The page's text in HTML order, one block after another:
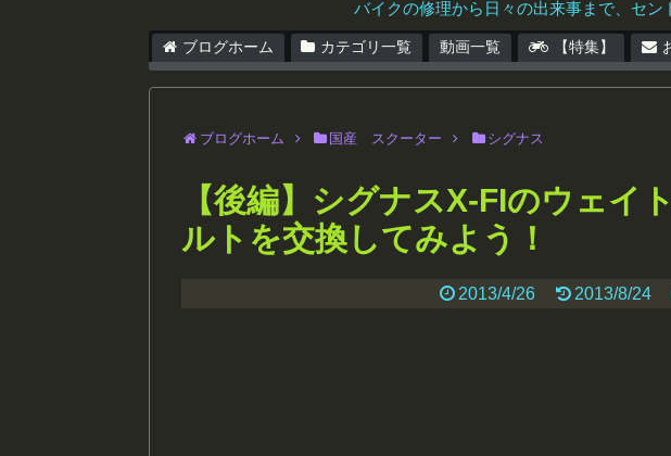
バイクの修理から日々の出来事まで、セン
ブログホーム カテゴリ一覧 動画一覧 【特集】
ブログホーム 国産 スクーター シグナス
【後編】シグナスX-FIのウェイ
ルトを交換してみよう！
2013/4/26 2013/8/24